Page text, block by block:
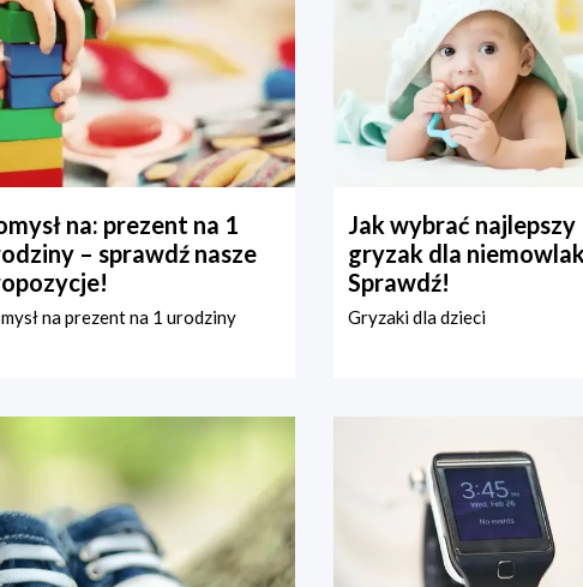
na: prezent na 1
– sprawdź nasze
na prezent na 1 urodziny
Jak wybrać najlepszy
gryzak dla
Sprawdź!
Gryzaki dla dzieci